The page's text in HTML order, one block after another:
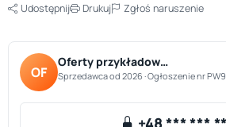
Udostępnij Drukuj Zgłoś naruszenie
OF
Oferty przykładow…
Sprzedawca od 2026 · Ogłoszenie nr
+48 *** ***